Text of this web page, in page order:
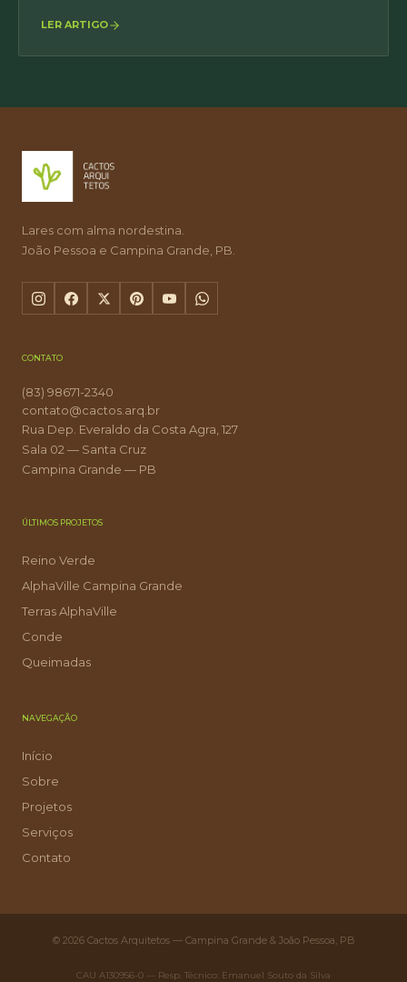
LER ARTIGO
Lares com alma nordestina.
João Pessoa e Campina Grande, PB.
CONTATO
(83) 98671-2340
contato@cactos.arq.br
Rua Dep. Everaldo da Costa Agra, 127
Sala 02 — Santa Cruz
Campina Grande — PB
ÚLTIMOS PROJETOS
Reino Verde
AlphaVille Campina Grande
Terras AlphaVille
Conde
Queimadas
NAVEGAÇÃO
Início
Sobre
Projetos
Serviços
Contato
© 2026 Cactos Arquitetos — Campina Grande & João Pessoa, PB
CAU A130956-0 — Resp. Técnico: Emanuel Souto da Silva